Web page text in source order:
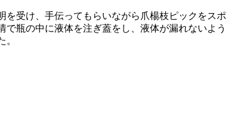
受け、手伝ってもらいながら爪楊枝ピックをスポ
瓶の中に液体を注ぎ蓋をし、液体が漏れないよう